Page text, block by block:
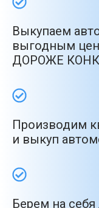
Выкупаем
выгодным
ДОРОЖЕ
Производим
и выкуп
Берем на